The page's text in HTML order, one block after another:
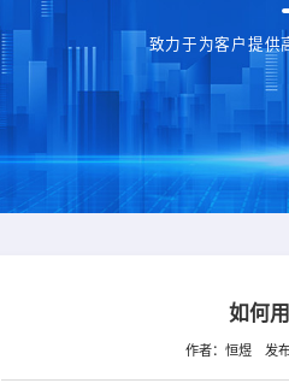
致力于为客户提供
如何
作者：恒煜 发